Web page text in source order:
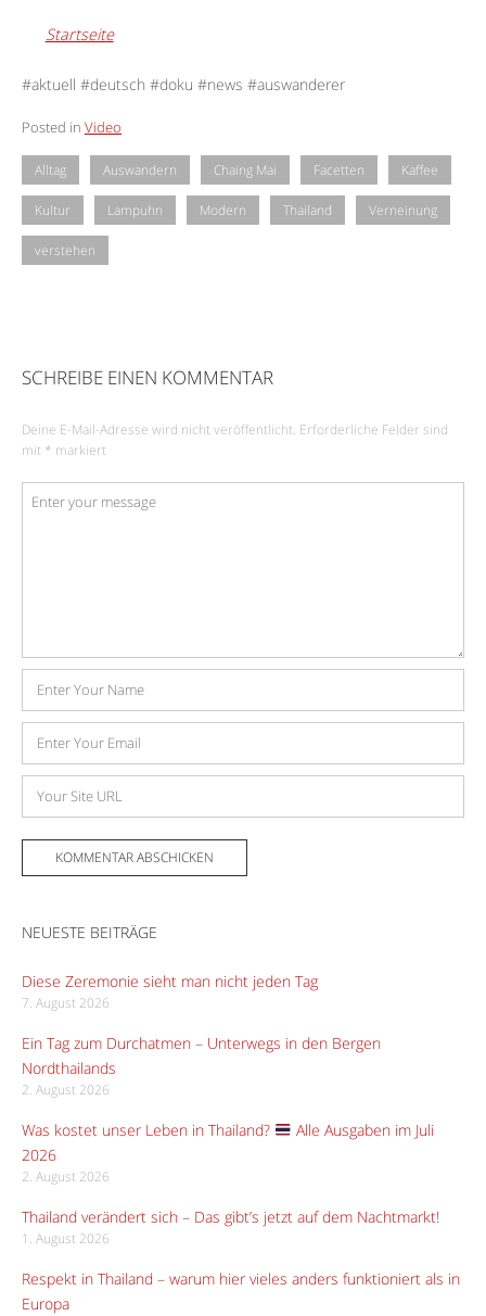
Startseite
#aktuell #deutsch #doku #news #auswanderer
Posted in Video
Alltag Auswandern Chaing Mai Facetten Kaffee
Kultur Lampuhn Modern Thailand Verneinung
verstehen
SCHREIBE EINEN KOMMENTAR
Deine E-Mail-Adresse wird nicht veröffentlicht. Erforderliche Felder sind
mit * markiert
Kommentar
Name
Mail-
Adresse
Website
NEUESTE BEITRÄGE
Diese Zeremonie sieht man nicht jeden Tag
7. August 2026
Ein Tag zum Durchatmen – Unterwegs in den Bergen
Nordthailands
2. August 2026
Was kostet unser Leben in Thailand?
Alle Ausgaben im Juli
2026
2. August 2026
Thailand verändert sich – Das gibt’s jetzt auf dem Nachtmarkt!
1. August 2026
Respekt in Thailand – warum hier vieles anders funktioniert als in
Europa